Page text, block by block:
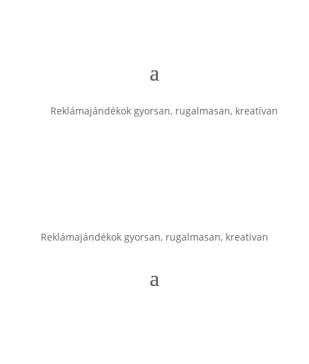
Reklámajándékok gyorsan, rugalmasan, kreatívan
Reklámajándékok gyorsan, rugalmasan, kreatívan